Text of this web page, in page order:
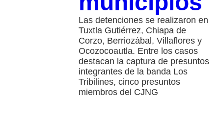
Las detenciones se realizaron en
Tuxtla Gutiérrez, Chiapa de
Corzo, Berriozábal, Villaflores y
Ocozocoautla. Entre los casos
destacan la captura de presuntos
integrantes de la banda Los
Tribilines, cinco presuntos
miembros del CJNG